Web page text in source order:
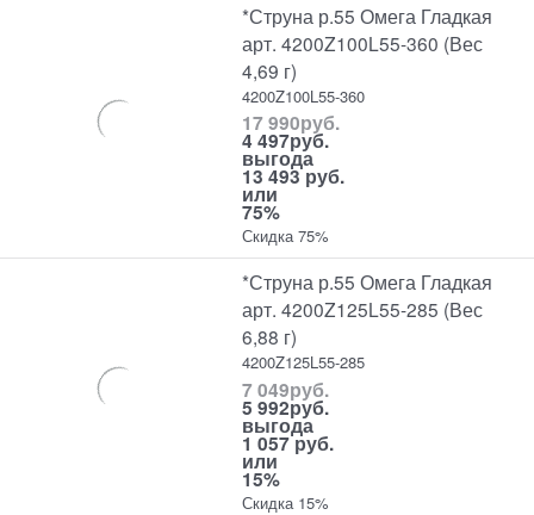
*Струна р.55 Омега Гладкая
арт. 4200Z100L55-360 (Вес
4,69 г)
4200Z100L55-360
17 990руб.
4 497руб.
выгода
13 493 руб.
или
75%
Скидка 75%
*Струна р.55 Омега Гладкая
арт. 4200Z125L55-285 (Вес
6,88 г)
4200Z125L55-285
7 049руб.
5 992руб.
выгода
1 057 руб.
или
15%
Скидка 15%